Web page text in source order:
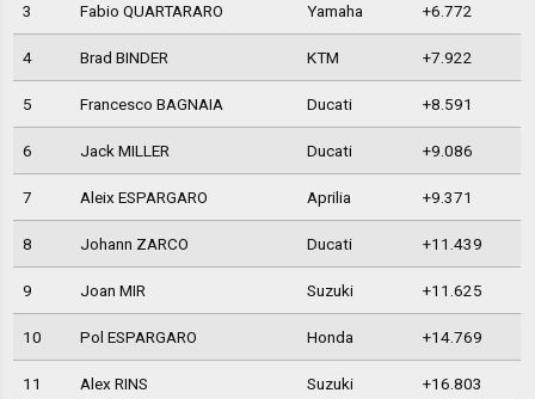
3 Fabio QUARTARARO Yamaha +6.772
4 Brad BINDER KTM +7.922
5 Francesco BAGNAIA Ducati +8.591
6 Jack MILLER Ducati +9.086
7 Aleix ESPARGARO Aprilia +9.371
8 Johann ZARCO Ducati +11.439
9 Joan MIR Suzuki +11.625
10 Pol ESPARGARO Honda +14.769
11 Alex RINS Suzuki +16.803